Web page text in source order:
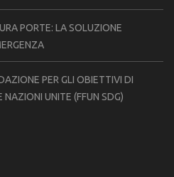
PORTE: LA SOLUZIONE
PER GLI OBIETTIVI DI
UNITE (FFUN SDG)